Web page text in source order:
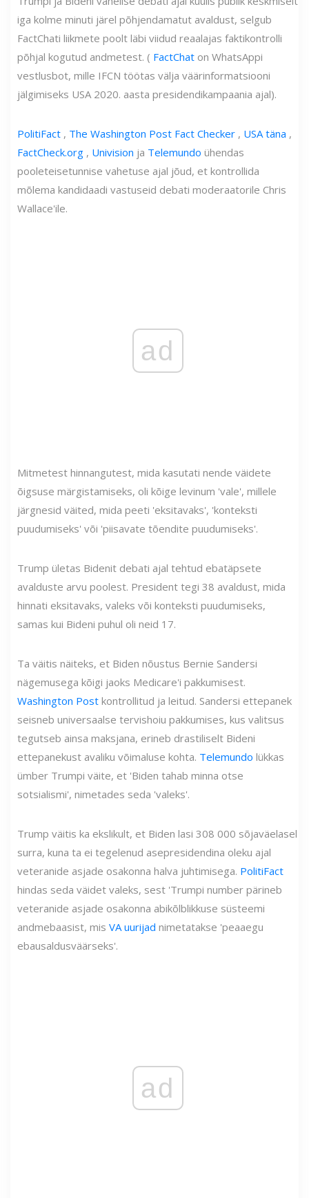
iga kolme minuti järel põhjendamatut avaldust, selgub
FactChati liikmete poolt läbi viidud reaalajas faktikontrolli
põhjal kogutud andmetest. ( FactChat on WhatsAppi
vestlusbot, mille IFCN töötas välja väärinformatsiooni
jälgimiseks USA 2020. aasta presidendikampaania ajal).
PolitiFact , The Washington Post Fact Checker , USA täna ,
FactCheck.org , Univision ja Telemundo ühendas
pooleteisetunnise vahetuse ajal jõud, et kontrollida
mõlema kandidaadi vastuseid debati moderaatorile Chris
Wallace'ile.
ad
Mitmetest hinnangutest, mida kasutati nende väidete
õigsuse märgistamiseks, oli kõige levinum 'vale', millele
järgnesid väited, mida peeti 'eksitavaks', 'konteksti
puudumiseks' või 'piisavate tõendite puudumiseks'.
Trump ületas Bidenit debati ajal tehtud ebatäpsete
avalduste arvu poolest. President tegi 38 avaldust, mida
hinnati eksitavaks, valeks või konteksti puudumiseks,
samas kui Bideni puhul oli neid 17.
Ta väitis näiteks, et Biden nõustus Bernie Sandersi
nägemusega kõigi jaoks Medicare'i pakkumisest.
Washington Post kontrollitud ja leitud. Sandersi ettepanek
seisneb universaalse tervishoiu pakkumises, kus valitsus
tegutseb ainsa maksjana, erineb drastiliselt Bideni
ettepanekust avaliku võimaluse kohta. Telemundo lükkas
ümber Trumpi väite, et 'Biden tahab minna otse
sotsialismi', nimetades seda 'valeks'.
Trump väitis ka ekslikult, et Biden lasi 308 000 sõjaväelasel
surra, kuna ta ei tegelenud asepresidendina oleku ajal
veteranide asjade osakonna halva juhtimisega. PolitiFact
hindas seda väidet valeks, sest 'Trumpi number pärineb
veteranide asjade osakonna abikõlblikkuse süsteemi
andmebaasist, mis VA uurijad nimetatakse 'peaaegu
ebausaldusväärseks'.
ad